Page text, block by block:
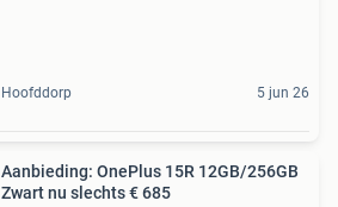
Hoofddorp 5 jun 26
Aanbieding: OnePlus 15R 12GB/256GB
Zwart nu slechts € 685